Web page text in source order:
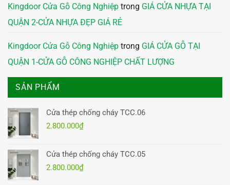
Kingdoor Cửa Gỗ Công Nghiệp trong GIÁ CỬA NHỰA TẠI
QUẬN 2-CỬA NHỰA ĐẸP GIÁ RẺ
Kingdoor Cửa Gỗ Công Nghiệp trong GIÁ CỬA GỖ TẠI
QUẬN 1-CỬA GỖ CÔNG NGHIỆP CHẤT LƯỢNG
SẢN PHẨM
Cửa thép chống cháy TCC.06
2.800.000₫
Cửa thép chống cháy TCC.05
2.800.000₫